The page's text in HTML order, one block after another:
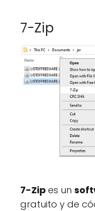
7-Zip
7-Zip es un
gratuito y de